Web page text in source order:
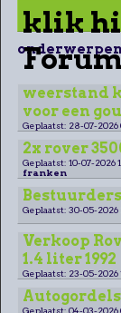
klik
weerstand
voor een
Geplaatst: 28-07-2026
2x rover
Geplaatst: 10-07-2026
franken
Geplaatst: 30-05-2026
Verkoop
1.4 liter 1992
Geplaatst: 23-05-2026
Autogordels
Geplaatst: 04-03-2026